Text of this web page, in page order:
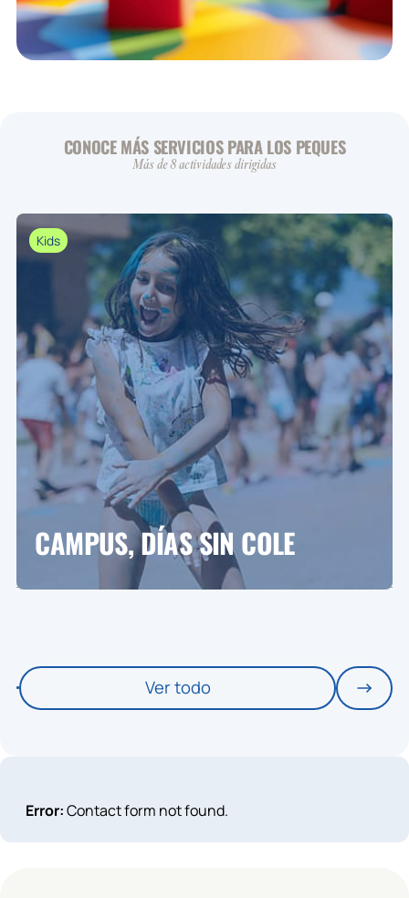
CONOCE MÁS SERVICIOS PARA LOS PEQUES
Más de 8 actividades dirigidas
Kids
CAMPUS, DÍAS SIN COLE
Ver todo
Error:Contact form not found.